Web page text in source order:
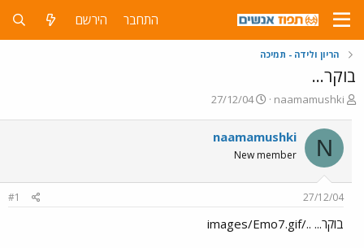
התחבר הירשם
הריון ולידה - תמיכה
בוקר...
פ
ח
ה
ו
ש
naamamushki
פ
ס
ם
ת
י
27/12/04
N
naamamushki
New member
27/12/04
#1
בוקר... ../images/Emo7.gif